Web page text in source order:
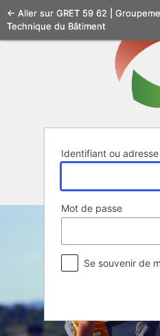
Se
connecter
Identifiant ou
Mot de passe
Se souvenir de
← Aller sur GRET 59 62 |
Technique du Bâtiment